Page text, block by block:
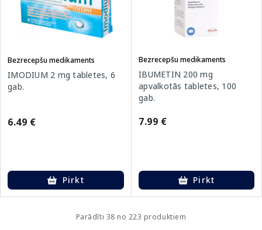
Bezrecepšu medikaments
IMODIUM 2 mg tabletes, 6
gab.
6.49 €
Pirkt
Bezrecepšu medikaments
IBUMETIN 200 mg
apvalkotās tabletes, 100
gab.
7.99 €
Pirkt
Parādīti 38 no 223 produktiem